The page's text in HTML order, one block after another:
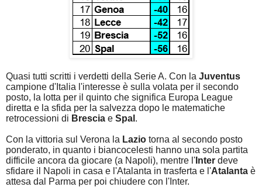
Quasi tutti scritti i verdetti della Serie A. Con la Juventus
campione d'Italia l'interesse è sulla volata per il secondo
posto, la lotta per il quinto che significa Europa League
diretta e la sfida per la salvezza dopo le matematiche
retrocessioni di Brescia e Spal .
Con la vittoria sul Verona la Lazio torna al secondo posto
ponderato, in quanto i biancocelesti hanno una sola partita
difficile ancora da giocare (a Napoli), mentre l' Inter deve
sfidare il Napoli in casa e l'Atalanta in trasferta e l'Atalanta è
attesa dal Parma per poi chiudere con l'Inter.